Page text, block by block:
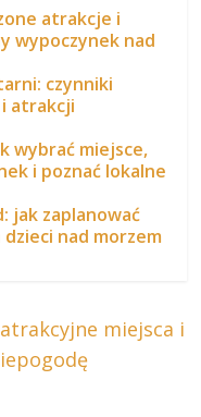
atrakcje i
wypoczynek nad
czynniki
i atrakcji
wybrać miejsce,
i poznać lokalne
jak zaplanować
nad morzem
atrakcyjne miejsca i